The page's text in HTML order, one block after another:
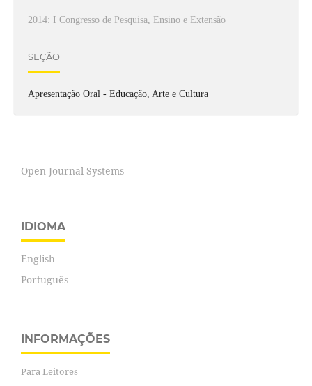
2014: I Congresso de Pesquisa, Ensino e Extensão
SEÇÃO
Apresentação Oral - Educação, Arte e Cultura
Open Journal Systems
IDIOMA
English
Português
INFORMAÇÕES
Para Leitores